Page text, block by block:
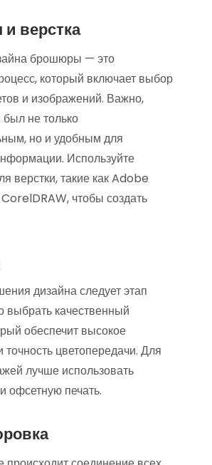
верстка
брошюры — это
который включает выбор
и изображений. Важно,
не только
но и удобным для
Используйте
верстки, такие как Adobe
чтобы создать
дизайна следует этап
выбрать качественный
обеспечит высокое
цветопередачи. Для
лучше использовать
офсетную печать.